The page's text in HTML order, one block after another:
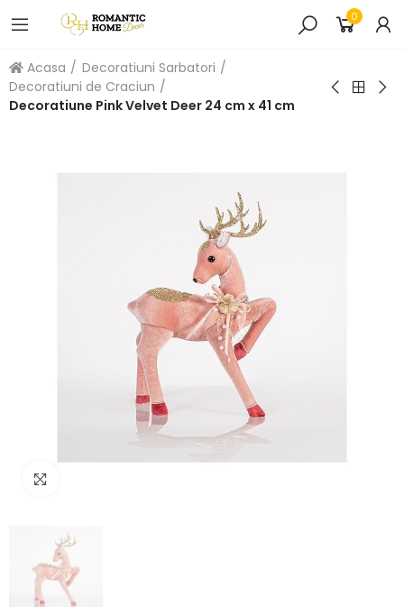
0
Acasa
Decoratiuni Sarbatori
Decoratiuni de Craciun
Decoratiune Pink Velvet Deer 24 cm x 41 cm